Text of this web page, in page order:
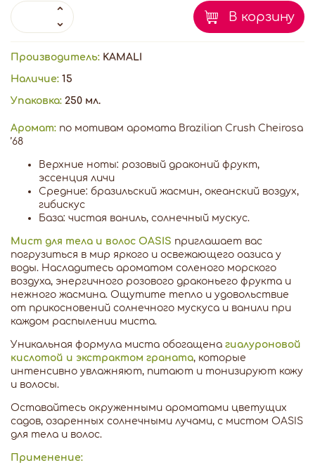
В корзину
Производитель: KAMALI
Наличие: 15
Упаковка: 250 мл.
Аромат: по мотивам аромата Brazilian Crush Cheirosa
’68
Верхние ноты: розовый драконий фрукт,
эссенция личи
Средние: бразильский жасмин, океанский воздух,
гибискус
База: чистая ваниль, солнечный мускус.
Мист для тела и волос OASIS приглашает вас
погрузиться в мир яркого и освежающего оазиса у
воды. Насладитесь ароматом соленого морского
воздуха, энергичного розового драконьего фрукта и
нежного жасмина. Ощутите тепло и удовольствие
от прикосновений солнечного мускуса и ванили при
каждом распылении миста.
Уникальная формула миста обогащена гиалуроновой
кислотой и экстрактом граната, которые
интенсивно увлажняют, питают и тонизируют кожу
и волосы.
Оставайтесь окруженными ароматами цветущих
садов, озаренных солнечными лучами, с мистом OASIS
для тела и волос.
Применение: